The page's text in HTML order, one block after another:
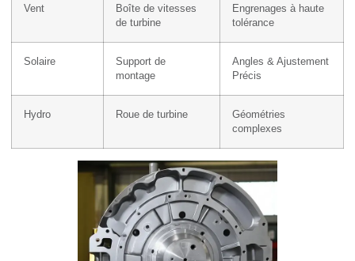
Vent
Boîte de vitesses
de turbine
Engrenages à haute
tolérance
Solaire
Support de
montage
Angles & Ajustement
Précis
Hydro Roue de turbine
Géométries
complexes